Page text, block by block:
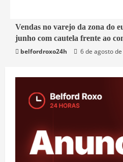
1 min read
Economia
Vendas no varejo da zona do
junho com cautela frente ao
belfordroxo24h
6 de agosto